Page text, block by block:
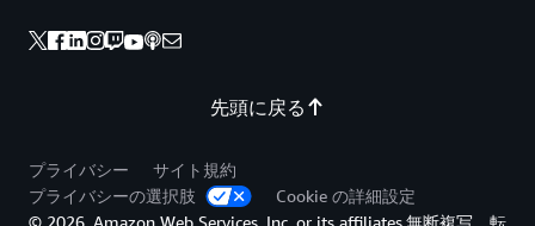
先頭に戻る
プライバシー
サイト規約
プライバシーの選択肢
Cookie の詳細設定
© 2026, Amazon Web Services, Inc. or its affiliates.無断複写、転